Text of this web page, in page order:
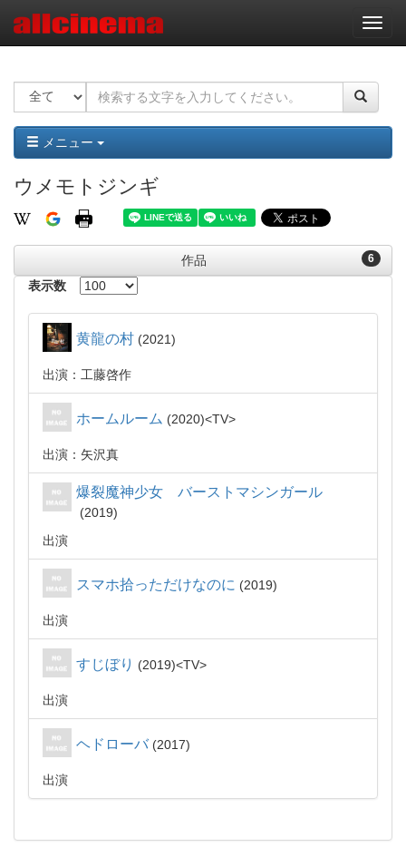
ナ
ビ
ー
ョ
ン
メニュー
ウメモトジンギ
6
作品
表示数
黄龍の村 2021
出演：工藤啓作
ホームルーム 2020 TV
出演：矢沢真
爆裂魔神少女 バーストマシンガール
2019
出演
スマホ拾っただけなのに 2019
出演
すじぼり 2019 TV
出演
ヘドローバ 2017
出演